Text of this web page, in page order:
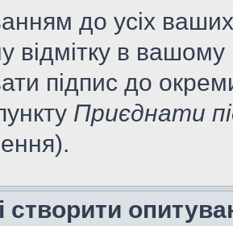
до усіх
відмітку в
підпис до
Приєднати
створити